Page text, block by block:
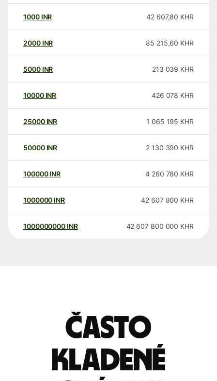
1000 INR 42 607,80 KHR
2000 INR 85 215,60 KHR
5000 INR 213 039 KHR
10000 INR 426 078 KHR
25000 INR 1 065 195 KHR
50000 INR 2 130 390 KHR
100000 INR 4 260 780 KHR
1000000 INR 42 607 800 KHR
1000000000 INR 42 607 800 000 KHR
Často
kladené